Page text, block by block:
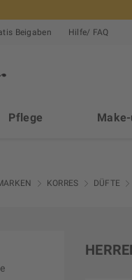
Beigaben Hilfe/ FAQ
Pflege
KORRES DÜFTE